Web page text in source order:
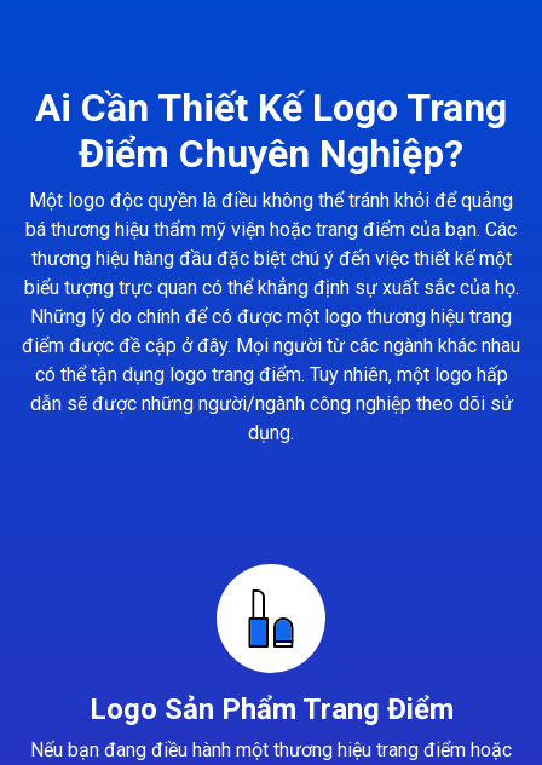
Ai Cần Thiết Kế Logo Trang
Điểm Chuyên Nghiệp?
Một logo độc quyền là điều không thể tránh khỏi để quảng
bá thương hiệu thẩm mỹ viện hoặc trang điểm của bạn. Các
thương hiệu hàng đầu đặc biệt chú ý đến việc thiết kế một
biểu tượng trực quan có thể khẳng định sự xuất sắc của họ.
Những lý do chính để có được một logo thương hiệu trang
điểm được đề cập ở đây. Mọi người từ các ngành khác nhau
có thể tận dụng logo trang điểm. Tuy nhiên, một logo hấp
dẫn sẽ được những người/ngành công nghiệp theo dõi sử
dụng.
Logo Sản Phẩm Trang Điểm
Nếu bạn đang điều hành một thương hiệu trang điểm hoặc